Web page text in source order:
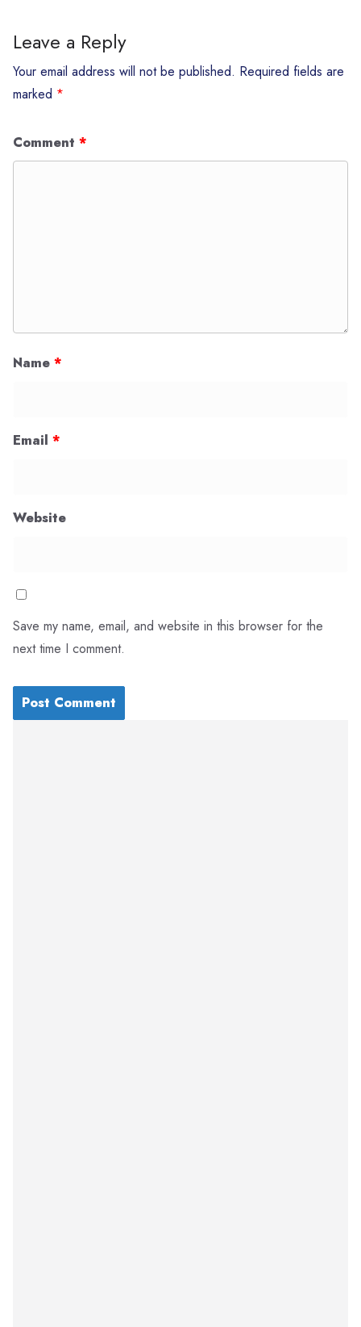
Leave a Reply
Your email address will not be published. Required fields are
marked *
Comment *
Name *
Email *
Website
Save my name, email, and website in this browser for the
next time I comment.